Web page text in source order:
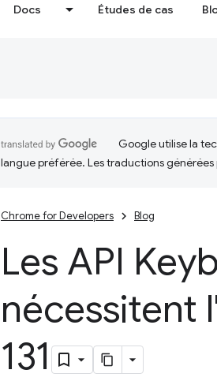
Docs Études de cas
Google utilise la
langue préférée. Les traductions
Chrome for Developers Blog
Les API
nécessitent
131